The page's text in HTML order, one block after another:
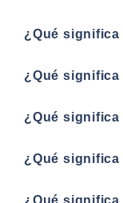
¿Qué
¿Qué
¿Qué
¿Qué
¿Qué